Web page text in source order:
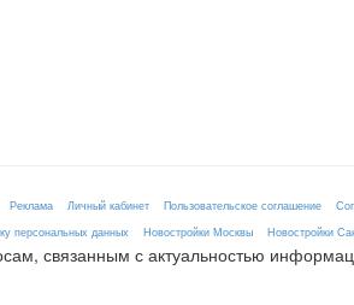
Реклама Личный кабинет Пользовательское соглашение
персональных данных
Новостройки Москвы Новостройки
связанным с актуальностью